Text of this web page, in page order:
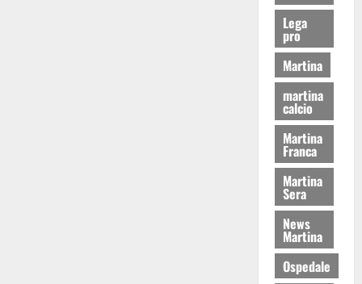
Lega
pro
Martina
martina
calcio
Martina
Franca
Martina
Sera
News
Martina
Ospedale